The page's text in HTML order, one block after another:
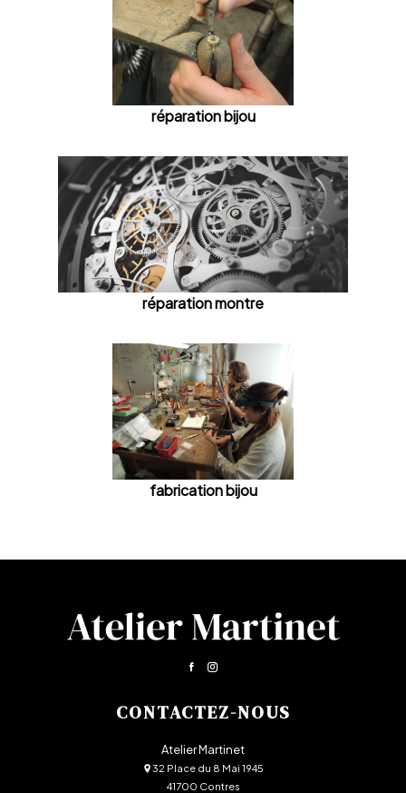
réparation bijou
réparation montre
fabrication bijou
CONTACTEZ-NOUS
Atelier Martinet
32 Place du 8 Mai 1945
41700 Contres